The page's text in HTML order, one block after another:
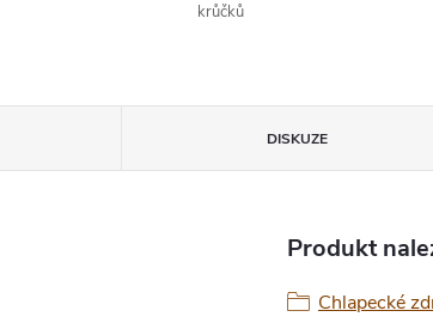
krůčků
DISKUZE
Produkt
Chlapecké